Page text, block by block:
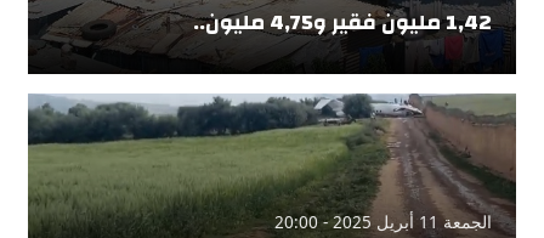
1,42 مليون فقير و4,75 مليون..
الجمعة 11 أبريل 2025 - 20:00